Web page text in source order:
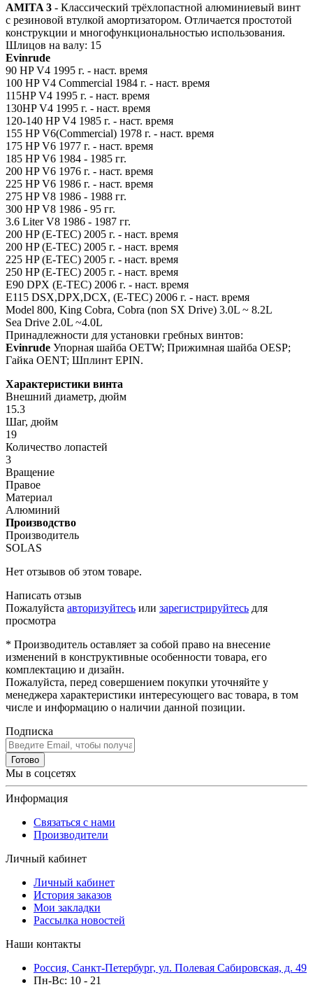
AMITA 3 - Классический трёхлопастной алюминиевый винт
с резиновой втулкой амортизатором. Отличается простотой
конструкции и многофункциональностью использования.
Шлицов на валу: 15
Evinrude
90 HP V4 1995 г. - наст. время
100 HP V4 Commercial 1984 г. - наст. время
115HP V4 1995 г. - наст. время
130HP V4 1995 г. - наст. время
120-140 HP V4 1985 г. - наст. время
155 HP V6(Commercial) 1978 г. - наст. время
175 HP V6 1977 г. - наст. время
185 HP V6 1984 - 1985 гг.
200 HP V6 1976 г. - наст. время
225 HP V6 1986 г. - наст. время
275 HP V8 1986 - 1988 гг.
300 HP V8 1986 - 95 гг.
3.6 Liter V8 1986 - 1987 гг.
200 HP (E-TEC) 2005 г. - наст. время
200 HP (E-TEC) 2005 г. - наст. время
225 HP (E-TEC) 2005 г. - наст. время
250 HP (E-TEC) 2005 г. - наст. время
E90 DPX (E-TEC) 2006 г. - наст. время
E115 DSX,DPX,DCX, (E-TEC) 2006 г. - наст. время
Model 800, King Cobra, Cobra (non SX Drive) 3.0L ~ 8.2L
Sea Drive 2.0L ~4.0L
Принадлежности для установки гребных винтов:
Evinrude Упорная шайба OETW; Прижимная шайба OESP;
Гайка OENT; Шплинт EPIN.
Характеристики винта
Внешний диаметр, дюйм
15.3
Шаг, дюйм
19
Количество лопастей
3
Вращение
Правое
Материал
Алюминий
Производство
Производитель
SOLAS
Нет отзывов об этом товаре.
Написать отзыв
Пожалуйста авторизуйтесь или зарегистрируйтесь для
просмотра
* Производитель оставляет за собой право на внесение
изменений в конструктивные особенности товара, его
комплектацию и дизайн.
Пожалуйста, перед совершением покупки уточняйте у
менеджера характеристики интересующего вас товара, в том
числе и информацию о наличии данной позиции.
Подписка
Готово
Мы в соцсетях
Информация
Связаться с нами
Производители
Личный кабинет
Личный кабинет
История заказов
Мои закладки
Рассылка новостей
Наши контакты
Россия, Санкт-Петербург, ул. Полевая Сабировская, д. 49
Пн-Вс: 10 - 21